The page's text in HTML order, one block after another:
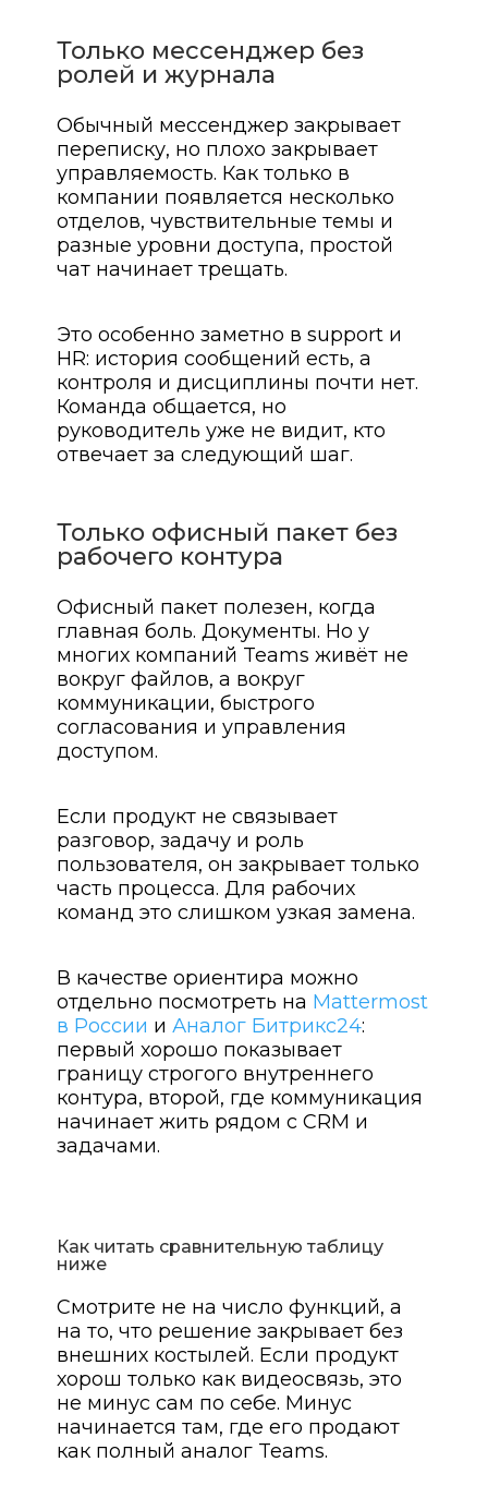
Только мессенджер без
ролей и журнала
Обычный мессенджер закрывает
переписку, но плохо закрывает
управляемость. Как только в
компании появляется несколько
отделов, чувствительные темы и
разные уровни доступа, простой
чат начинает трещать.
Это особенно заметно в support и
HR: история сообщений есть, а
контроля и дисциплины почти нет.
Команда общается, но
руководитель уже не видит, кто
отвечает за следующий шаг.
Только офисный пакет без
рабочего контура
Офисный пакет полезен, когда
главная боль. Документы. Но у
многих компаний Teams живёт не
вокруг файлов, а вокруг
коммуникации, быстрого
согласования и управления
доступом.
Если продукт не связывает
разговор, задачу и роль
пользователя, он закрывает только
часть процесса. Для рабочих
команд это слишком узкая замена.
В качестве ориентира можно
отдельно посмотреть на Mattermost
в России и Аналог Битрикс24:
первый хорошо показывает
границу строгого внутреннего
контура, второй, где коммуникация
начинает жить рядом с CRM и
задачами.
Как читать сравнительную таблицу
ниже
Смотрите не на число функций, а
на то, что решение закрывает без
внешних костылей. Если продукт
хорош только как видеосвязь, это
не минус сам по себе. Минус
начинается там, где его продают
как полный аналог Teams.